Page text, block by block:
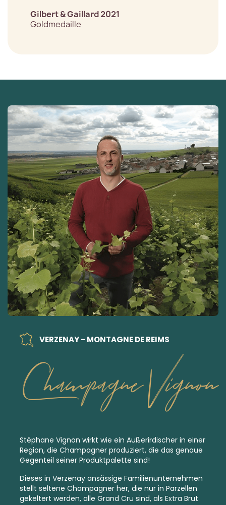
Gilbert & Gaillard 2021
Goldmedaille
VERZENAY - MONTAGNE DE REIMS
Champagne Vignon
Stéphane Vignon wirkt wie ein Außerirdischer in einer
Region, die Champagner produziert, die das genaue
Gegenteil seiner Produktpalette sind!
Dieses in Verzenay ansässige Familienunternehmen
stellt seltene Champagner her, die nur in Parzellen
gekeltert werden, alle Grand Cru sind, als Extra Brut